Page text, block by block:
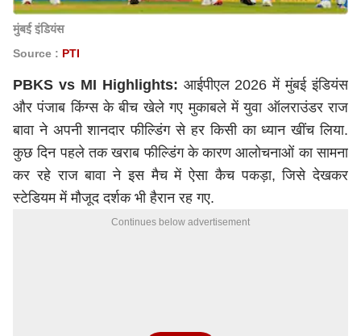
मुंबई इंडियंस
Source : PTI
PBKS vs MI Highlights: आईपीएल 2026 मेंमुंबई इंडियंस
औरपंजाब किंग्सके बीच खेले गए मुकाबले में युवा ऑलराउंडर राज
बावा ने अपनी शानदार फील्डिंग से हर किसी का ध्यान खींच लिया.
कुछ दिन पहले तक खराब फील्डिंग के कारण आलोचनाओं का सामना
कर रहे राज बावा ने इस मैच में ऐसा कैच पकड़ा, जिसे देखकर
स्टेडियम में मौजूद दर्शक भी हैरान रह गए.
Continues below advertisement